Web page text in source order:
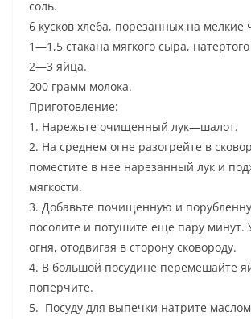
соль.
6 кусков хлеба, порезанных на мелкие
1—1 ,5 стакана мягкого сыра, натертого
2—3 яйца.
200 грамм молока.
Приготовление:
1 . Нарежьте очищенный лук—шалот.
2. На среднем огне разогрейте в
поместите в нее нарезанный лук и
мягкости.
3. Добавьте почищенную и
посолите и потушите еще пару минут.
огня, отодвигая в сторону сковороду.
4. В большой посудине перемешайте
поперчите.
5. Посуду для выпечки натрите маслом